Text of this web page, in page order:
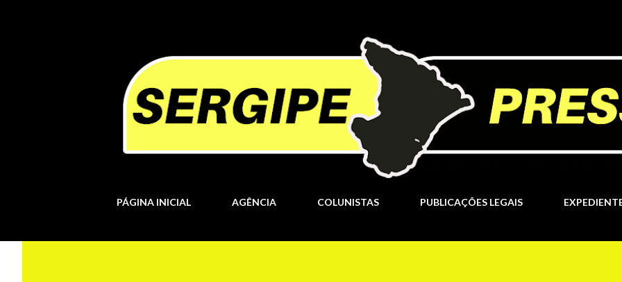
PÁGINA INICIAL AGÊNCIA COLUNISTAS PUBLICAÇÕES LEGAIS